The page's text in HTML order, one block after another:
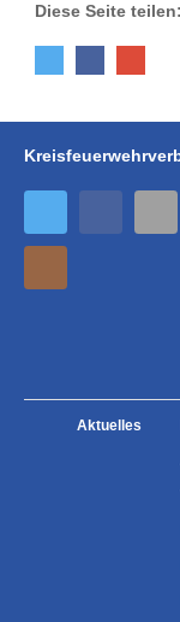
Diese Seite teilen:
Aktuelles